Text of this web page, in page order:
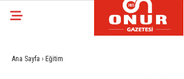
Ana Sayfa › Eğitim